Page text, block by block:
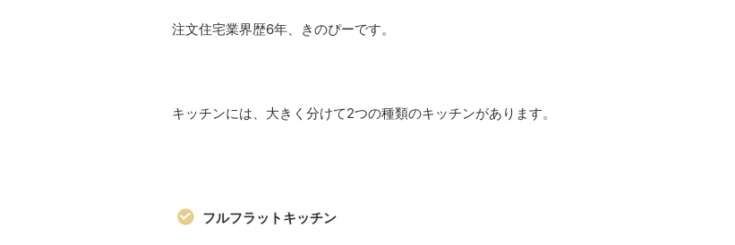
注文住宅業界歴6年、きのぴーです。
キッチンには、大きく分けて2つの種類のキッチンがあります。
フルフラットキッチン